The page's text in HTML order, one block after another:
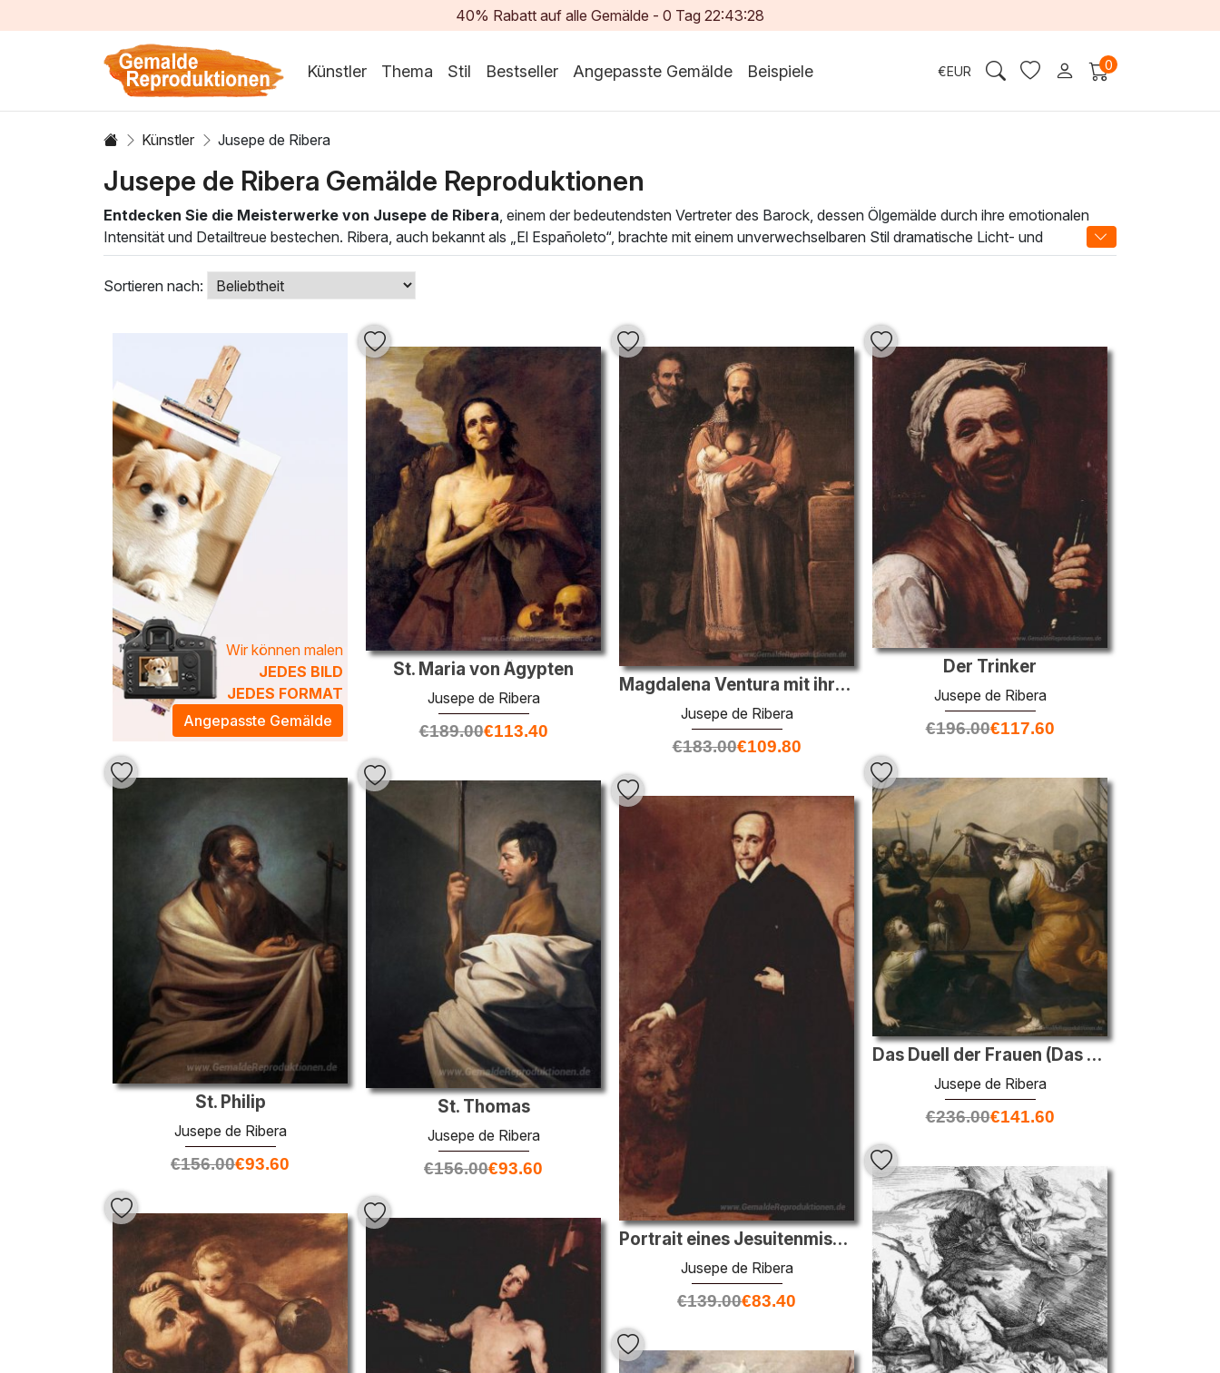
40% Rabatt auf alle Gemälde -0 Tag 22:43:25
Künstler Thema Stil Bestseller Angepasste Gemälde Beispiele €EUR 0
Künstler Jusepe de Ribera
Jusepe de Ribera Gemälde Reproduktionen
Entdecken Sie die Meisterwerke von Jusepe de Ribera, einem der bedeutendsten Vertreter des Barock, dessen Ölgemälde durch ihre emotionalen
Intensität und Detailtreue bestechen. Ribera, auch bekannt als „El Españoleto“, brachte mit einem unverwechselbaren Stil dramatische Licht- und
Schatteneffekte ins Spiel, die seinen Figuren eine beeindruckende Lebendigkeit verleihen. Seine Werke sind nicht nur visuelle Erlebnisse, sondern erzählen
auch tiefe menschliche Geschichten, die den Betrachter fesseln.
Unsere exklusive Sammlung vonJusepe de Ribera
ist. Die kraftvollen Motive und die geschickte Verwendung von Farben schaffen ein Ambiente, das sowohl inspirierend als auch beruhigend wirkt. Holen Sie
sich mit diesen außergewöhnlichen Kunstwerken ein Stück Barock in Ihr Zuhause und lassen Sie sich von der Ausdruckskraft und der Ästhetik vielseitiger
Malerei verzaubern.
Sortieren nach:
Wir können malen
JEDES BILD
JEDES FORMAT
Angepasste Gemälde
St. Maria von Ägypten
Jusepe de Ribera
€189.00€113.40
Magdalena Ventura mit ihrem Mann und Sohn
Jusepe de Ribera
€183.00€109.80
Der Trinker
Jusepe de Ribera
€196.00€117.60
St. Philip
Jusepe de Ribera
€156.00€93.60
Das Duell der Frauen (Das Duell von Isabella de Carazzi und Diam
Jusepe de Ribera
€236.00€141.60
St. Thomas
Jusepe de Ribera
€156.00€93.60
Portrait eines Jesuitenmissionar
Jusepe de Ribera
€139.00€83.40